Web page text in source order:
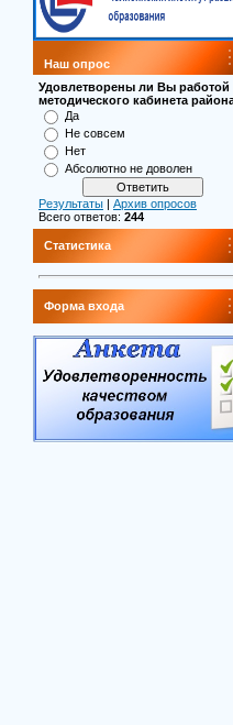
Наш опрос
Удовлетворены ли Вы работой
методического кабинета
Да
Не совсем
Нет
Абсолютно не доволен
Результаты
Архив опросов
Всего ответов: 244
Статистика
Форма входа